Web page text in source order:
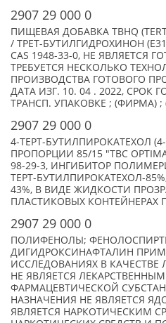
2907 29 000 0
ПИЩЕВАЯ ДОБАВКА TBHQ
/ ТРЕТ-БУТИЛГИДРОХИНОН
CAS 1948-33-0, НЕ ЯВЛЯЕТСЯ
ТРЕБУЕТСЯ НЕСКОЛЬКО
ПРОИЗВОДСТВА ГОТОВОГО
ДАТА ИЗГ. 10. 04 . 2022, СРОК
ТРАНСП. УПАКОВКЕ ; (ФИРМА) ;
2907 29 000 0
4-ТЕРТ-БУТИЛПИРОКАТЕХОЛ
ПРОПОРЦИИ 85/15 "TBC
98-29-3, ИНГИБИТОР
ТЕРТ-БУТИЛПИРОКАТЕХОЛ-
43%, В ВИДЕ ЖИДКОСТИ
ПЛАСТИКОВЫХ КОНТЕЙНЕРАХ
2907 29 000 0
ПОЛИФЕНОЛЫ;
ДИГИДРОКСИНАФТАЛИН
ИССЛЕДОВАНИЯХ В КАЧЕСТВЕ
НЕ ЯВЛЯЕТСЯ
ФАРМАЦЕВТИЧЕСКОЙ
НАЗНАЧЕНИЯ НЕ ЯВЛЯЕТСЯ
ЯВЛЯЕТСЯ НАРКОТИЧЕСКИМ